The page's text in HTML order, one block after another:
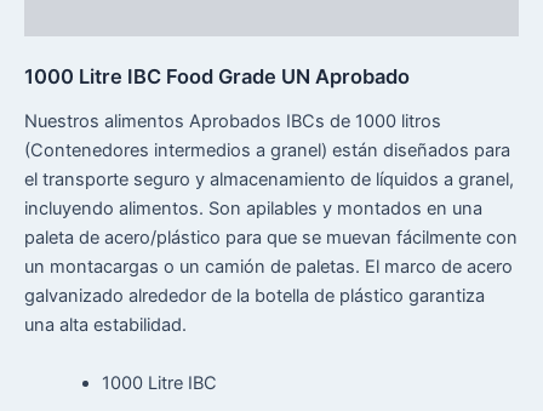
1000 Litre IBC Food Grade UN Aprobado
Nuestros alimentos Aprobados IBCs de 1000 litros
(Contenedores intermedios a granel) están diseñados para
el transporte seguro y almacenamiento de líquidos a granel,
incluyendo alimentos. Son apilables y montados en una
paleta de acero/plástico para que se muevan fácilmente con
un montacargas o un camión de paletas. El marco de acero
galvanizado alrededor de la botella de plástico garantiza
una alta estabilidad.
1000 Litre IBC